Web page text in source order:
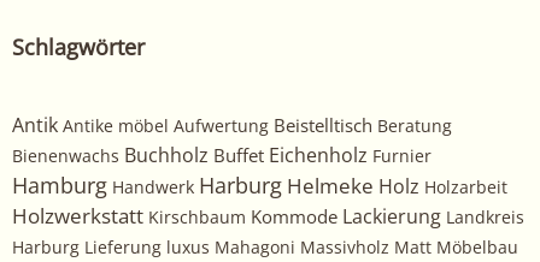
Schlagwörter
Antik Antike möbel Aufwertung Beistelltisch Beratung
Bienenwachs Buchholz Buffet Eichenholz Furnier
Hamburg Handwerk Harburg Helmeke Holz Holzarbeit
Holzwerkstatt Kirschbaum Kommode Lackierung Landkreis
Harburg Lieferung luxus Mahagoni Massivholz Matt Möbelbau